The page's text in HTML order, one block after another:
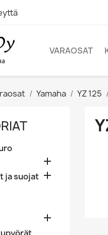
VARAOSAT
Yamaha YZ 125

ja suojat 
